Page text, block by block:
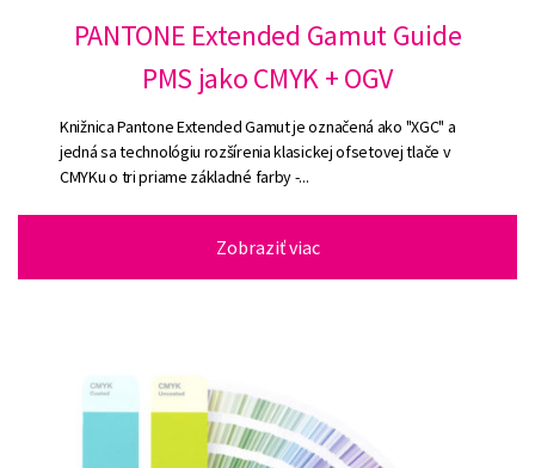
PANTONE Extended Gamut Guide
PMS jako CMYK + OGV
Knižnica Pantone Extended Gamut je označená ako "XGC" a
jedná sa technológiu rozšírenia klasickej ofsetovej tlače v
CMYKu o tri priame základné farby -...
Zobraziť viac